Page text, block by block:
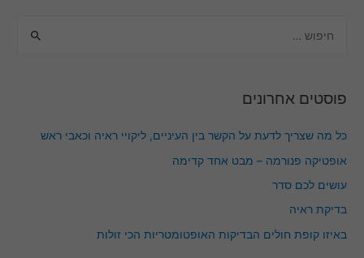
פוסטים אחרונים
כל מה שצריך לדעת על הקשר בין העיניים, ליקויי ראיה וכאבי ראש
אופטיקה פנורמה – מבט אחד קדימה
עושים לכם סדר
בדיקת ראיה
באיזו קופת חולים הבדיקות האופטומטריות הכי זולות